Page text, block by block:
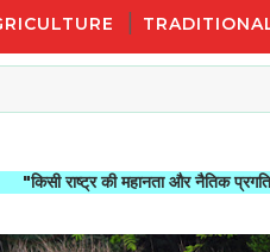
की महानता और नैतिक प्रगति को इस